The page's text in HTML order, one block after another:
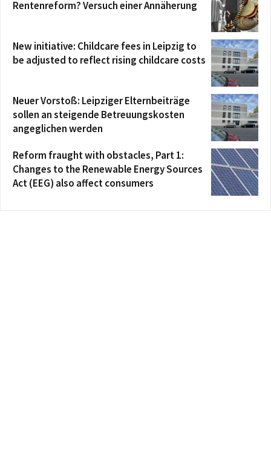
Rentenreform? Versuch einer Annäherung
New initiative: Childcare fees in Leipzig to
be adjusted to reflect rising childcare costs
Neuer Vorstoß: Leipziger Elternbeiträge
sollen an steigende Betreuungskosten
angeglichen werden
Reform fraught with obstacles, Part 1:
Changes to the Renewable Energy Sources
Act (EEG) also affect consumers